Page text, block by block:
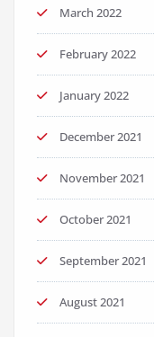
March 2022
February 2022
January 2022
December 2021
November 2021
October 2021
September 2021
August 2021